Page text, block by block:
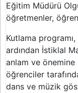
Eğitim Müdürü
öğretmenler,
Kutlama
ardından İstiklal
anlam ve önemine
öğrenciler
dans ve müzik